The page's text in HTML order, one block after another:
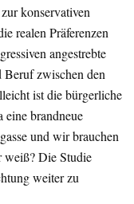
konservativen
realen Präferenzen
angestrebte
zwischen den
ist die bürgerliche
eine brandneue
und wir brauchen
weiß? Die Studie
weiter zu